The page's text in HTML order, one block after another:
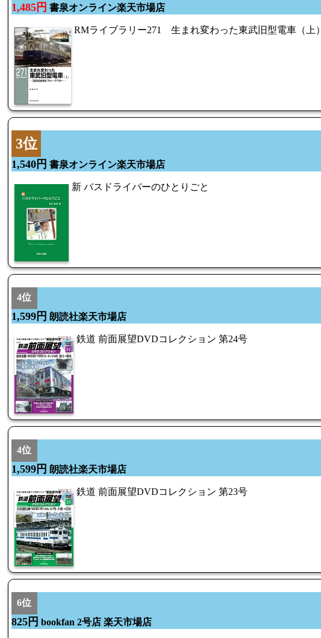
1,485円 書泉オンライン楽天市場店
RMライブラリー271 生まれ変わった東武旧型電車（上）
3位
1,540円 書泉オンライン楽天市場店
新 バスドライバーのひとりごと
4位
1,599円 朗読社楽天市場店
鉄道 前面展望DVDコレクション 第24号
4位
1,599円 朗読社楽天市場店
鉄道 前面展望DVDコレクション 第23号
6位
825円 bookfan 2号店 楽天市場店